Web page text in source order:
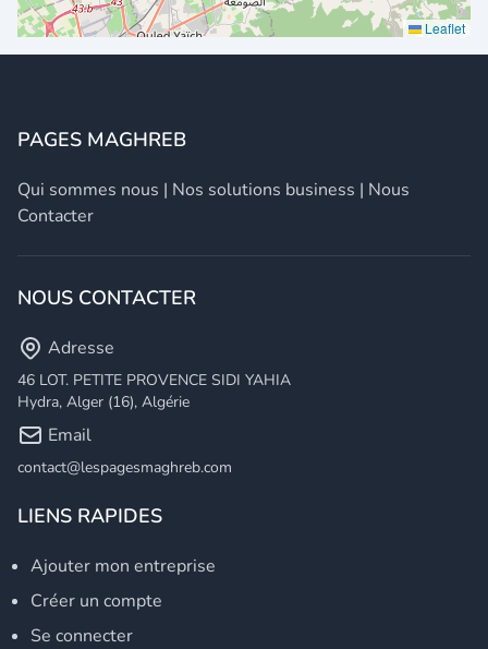
Leaflet
PAGES MAGHREB
Qui sommes nous | Nos solutions business | Nous
Contacter
NOUS CONTACTER
Adresse
46 LOT. PETITE PROVENCE SIDI YAHIA
Hydra, Alger (16), Algérie
Email
contact@lespagesmaghreb.com
LIENS RAPIDES
Ajouter mon entreprise
Créer un compte
Se connecter